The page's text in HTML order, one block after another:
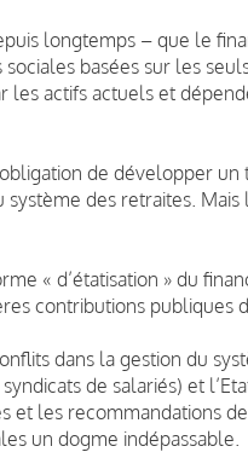
longtemps – que le
basées sur les
les actifs actuels et
de développer
des retraites.
« d’étatisation » du
contributions publiques
dans la gestion du
de salariés) et
et les recommandations
un dogme indépassable.